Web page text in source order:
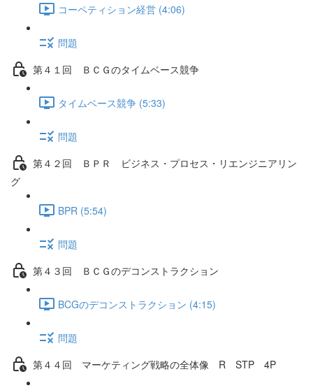
コーペティション経営 (4:06)
問題
第４１回 ＢＣＧのタイムベース競争
タイムベース競争 (5:33)
問題
第４２回 ＢＰＲ ビジネス・プロセス・リエンジニアリン
グ
BPR (5:54)
問題
第４３回 ＢＣＧのデコンストラクション
BCGのデコンストラクション (4:15)
問題
第４４回 マーケティング戦略の全体像 R STP 4P